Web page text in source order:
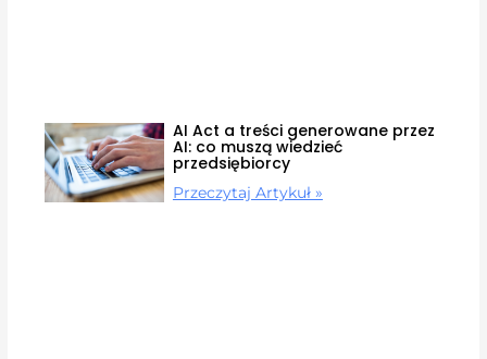
AI Act a treści generowane przez
AI: co muszą wiedzieć
przedsiębiorcy
Przeczytaj Artykuł »